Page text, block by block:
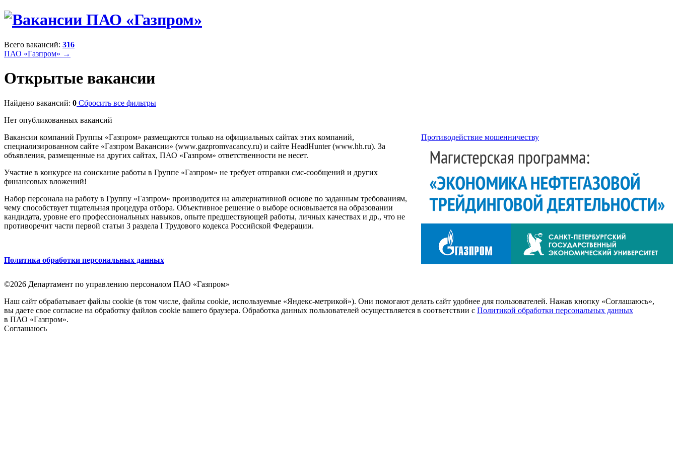
Всего вакансий: 316
ПАО «Газпром» →
Открытые вакансии
Найдено вакансий: 0 Сбросить все фильтры
Нет опубликованных вакансий
Противодействие мошенничеству
Вакансии компаний Группы «Газпром» размещаются только на официальных сайтах этих компаний,
специализированном сайте «Газпром Вакансии» (www.gazpromvacancy.ru) и сайте HeadHunter (www.hh.ru). За
объявления, размещенные на других сайтах, ПАО «Газпром» ответственности не несет.
Участие в конкурсе на соискание работы в Группе «Газпром» не требует отправки смс-сообщений и других
финансовых вложений!
Набор персонала на работу в Группу «Газпром» производится на альтернативной основе по заданным требованиям,
чему способствует тщательная процедура отбора. Объективное решение о выборе основывается на образовании
кандидата, уровне его профессиональных навыков, опыте предшествующей работы, личных качествах и др., что не
противоречит части первой статьи 3 раздела I Трудового кодекса Российской Федерации.
Политика обработки персональных данных
©2026 Департамент по управлению персоналом ПАО «Газпром»
Наш сайт обрабатывает файлы cookie (в том числе, файлы cookie, используемые «Яндекс-метрикой»). Они помогают делать сайт удобнее для пользователей. Нажав кнопку «Соглашаюсь»,
вы даете свое согласие на обработку файлов cookie вашего браузера. Обработка данных пользователей осуществляется в соответствии с Политикой обработки персональных данных
в ПАО «Газпром».
Соглашаюсь